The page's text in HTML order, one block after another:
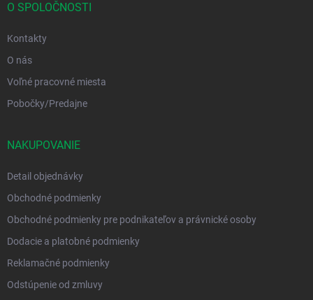
O SPOLOČNOSTI
Kontakty
O nás
Voľné pracovné miesta
Pobočky/Predajne
NAKUPOVANIE
Detail objednávky
Obchodné podmienky
Obchodné podmienky pre podnikateľov a právnické osoby
Dodacie a platobné podmienky
Reklamačné podmienky
Odstúpenie od zmluvy